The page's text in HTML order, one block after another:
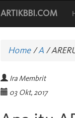
ARTIKBBI.COM
Home/A /
Ira Membrit
03 Okt, 2017